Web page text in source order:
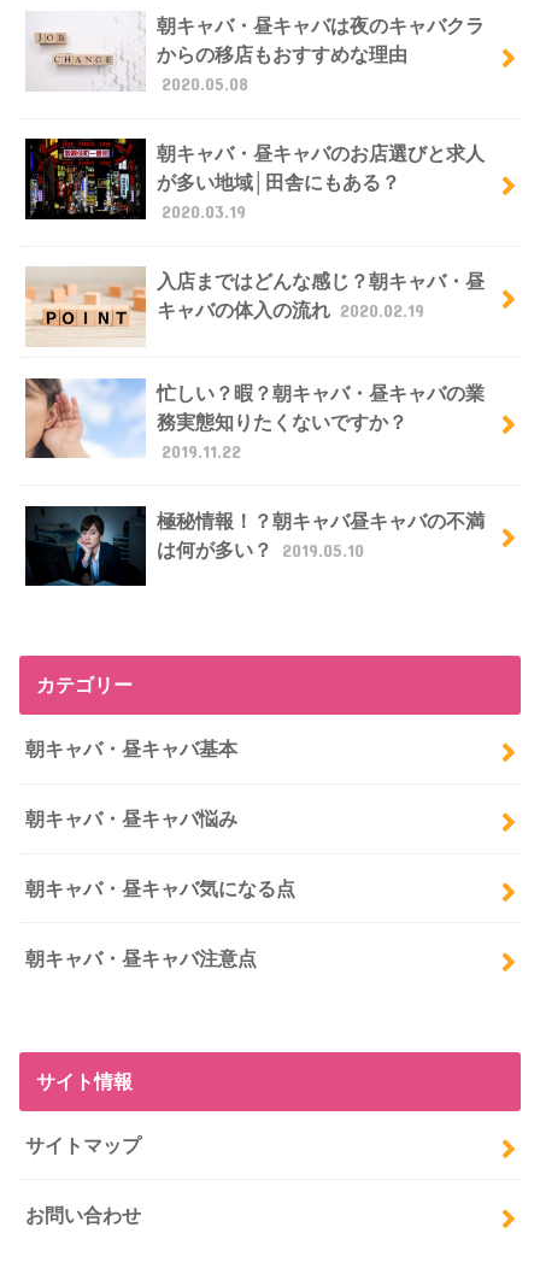
朝キャバ・昼キャバは夜のキャバクラ
からの移店もおすすめな理由
2020.05.08
朝キャバ・昼キャバのお店選びと求人
が多い地域│田舎にもある？
2020.03.19
入店まではどんな感じ？朝キャバ・昼
キャバの体入の流れ 2020.02.19
忙しい？暇？朝キャバ・昼キャバの業
務実態知りたくないですか？
2019.11.22
極秘情報！？朝キャバ昼キャバの不満
は何が多い？
2019.05.10
カテゴリー
朝キャバ・昼キャバ基本
朝キャバ・昼キャバ悩み
朝キャバ・昼キャバ気になる点
朝キャバ・昼キャバ注意点
サイト情報
サイトマップ
お問い合わせ